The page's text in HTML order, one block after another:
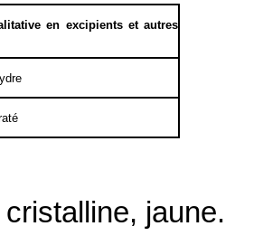
en excipients et autres
jaune.